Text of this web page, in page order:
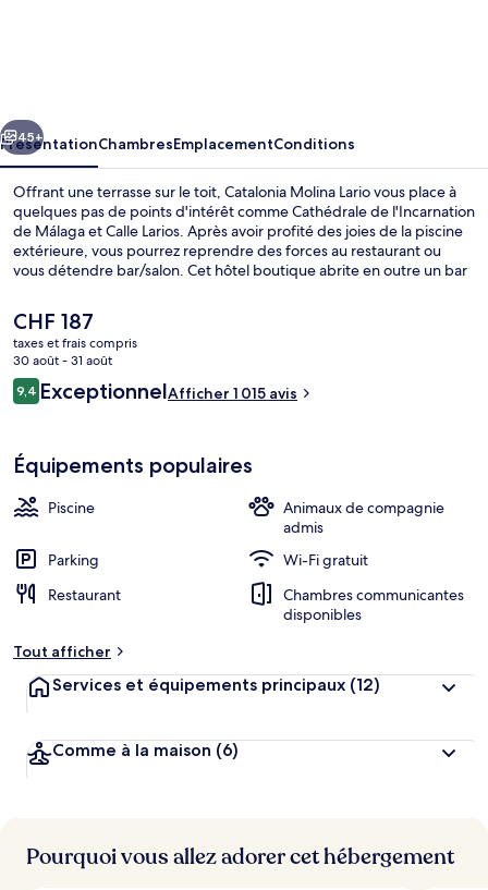
Suivant
45+
PrésentationChambresEmplacementConditions
Offrant une terrasse sur le toit, Catalonia Molina Lario vous place à
quelques pas de points d'intérêt comme Cathédrale de l'Incarnation
de Málaga et Calle Larios. Après avoir profité des joies de la piscine
extérieure, vous pourrez reprendre des forces au restaurant ou
vous détendre bar/salon. Cet hôtel boutique abrite en outre un bar
voyageurs adorent le personnel attentionné et l'élégant bar. Les
transports publics se situent à une courte distance à pied : Station
de métro La Marina est à 2 min et Station de métro La Malagueta, à
11 min.
Le
prix
actuel
est
de
CHF 187
taxes et frais compris
30 août - 31 août
Avis
voyageurs
9,49,4 sur 10
ExceptionnelAfficher 1 015 avis
Équipements populaires
Piscine
Animaux de compagnie
admis
Parking
Wi-Fi gratuit
Restaurant
Chambres communicantes
disponibles
Tout afficher
Services et équipements principaux (12)
Comme à la maison (6)
Pourquoi vous allez adorer cet hébergement